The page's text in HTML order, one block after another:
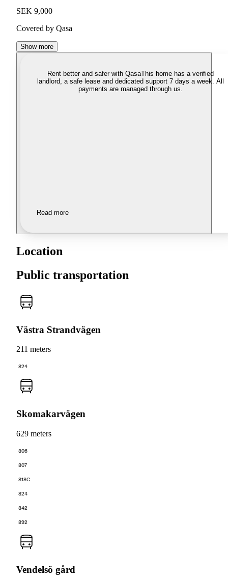
SEK 9,000
Covered by Qasa
Show more
Rent better and safer with QasaThis home has a verified
landlord, a safe lease and dedicated support 7 days a week. All
payments are managed through us.
Read more
Location
Public transportation
Västra Strandvägen
211 meters
824
Skomakarvägen
629 meters
806
807
818C
824
842
892
Vendelsö gård